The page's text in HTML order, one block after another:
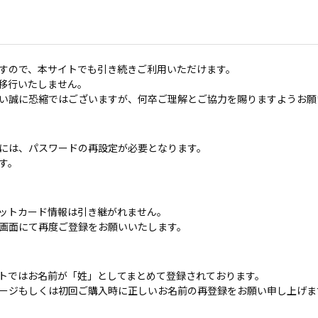
で、本サイトでも引き続きご利用いただけます。
いたしません。
誠に恐縮ではございますが、何卒ご理解とご協力を賜りますようお
、パスワードの再設定が必要となります。
カード情報は引き継がれません。
にて再度ご登録をお願いいたします。
はお名前が「姓」としてまとめて登録されております。
ジもしくは初回ご購入時に正しいお名前の再登録をお願い申し上げ